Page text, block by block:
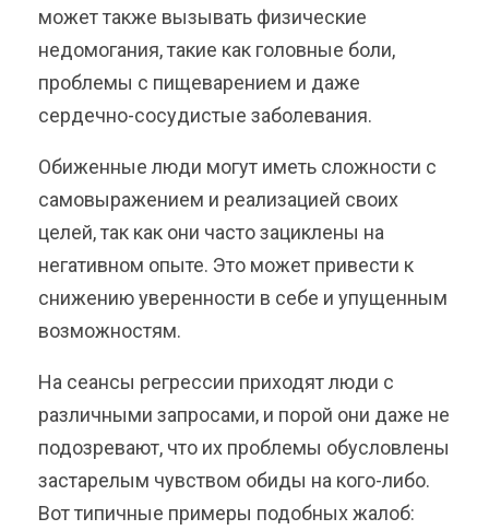
может также вызывать физические
недомогания, такие как головные боли,
проблемы с пищеварением и даже
сердечно-сосудистые заболевания.
Обиженные люди могут иметь сложности с
самовыражением и реализацией своих
целей, так как они часто зациклены на
негативном опыте. Это может привести к
снижению уверенности в себе и упущенным
возможностям.
На сеансы регрессии приходят люди с
различными запросами, и порой они даже не
подозревают, что их проблемы обусловлены
застарелым чувством обиды на кого-либо.
Вот типичные примеры подобных жалоб: